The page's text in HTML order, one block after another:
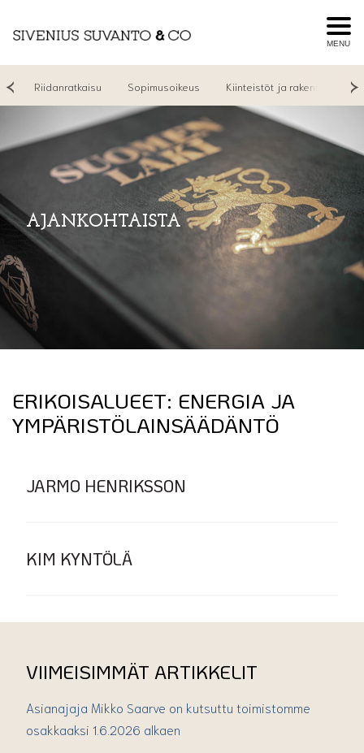
MENU
Riidanratkaisu Sopimusoikeus Kiinteistöt ja rakentaminen
AJANKOHTAISTA
ERIKOISALUEET: ENERGIA JA
YMPÄRISTÖLAINSÄÄDÄNTÖ
JARMO HENRIKSSON
KIM KYNTÖLÄ
VIIMEISIMMÄT ARTIKKELIT
Asianajaja Mikko Saarve on kutsuttu toimistomme
osakkaaksi 1.6.2026 alkaen